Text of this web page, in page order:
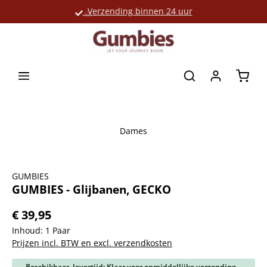
Verzending binnen 24 uur
Grote productselectie
Dames
GUMBIES
GUMBIES - Glijbanen, GECKO
€ 39,95
Inhoud: 1 Paar
Prijzen incl. BTW en excl. verzendkosten